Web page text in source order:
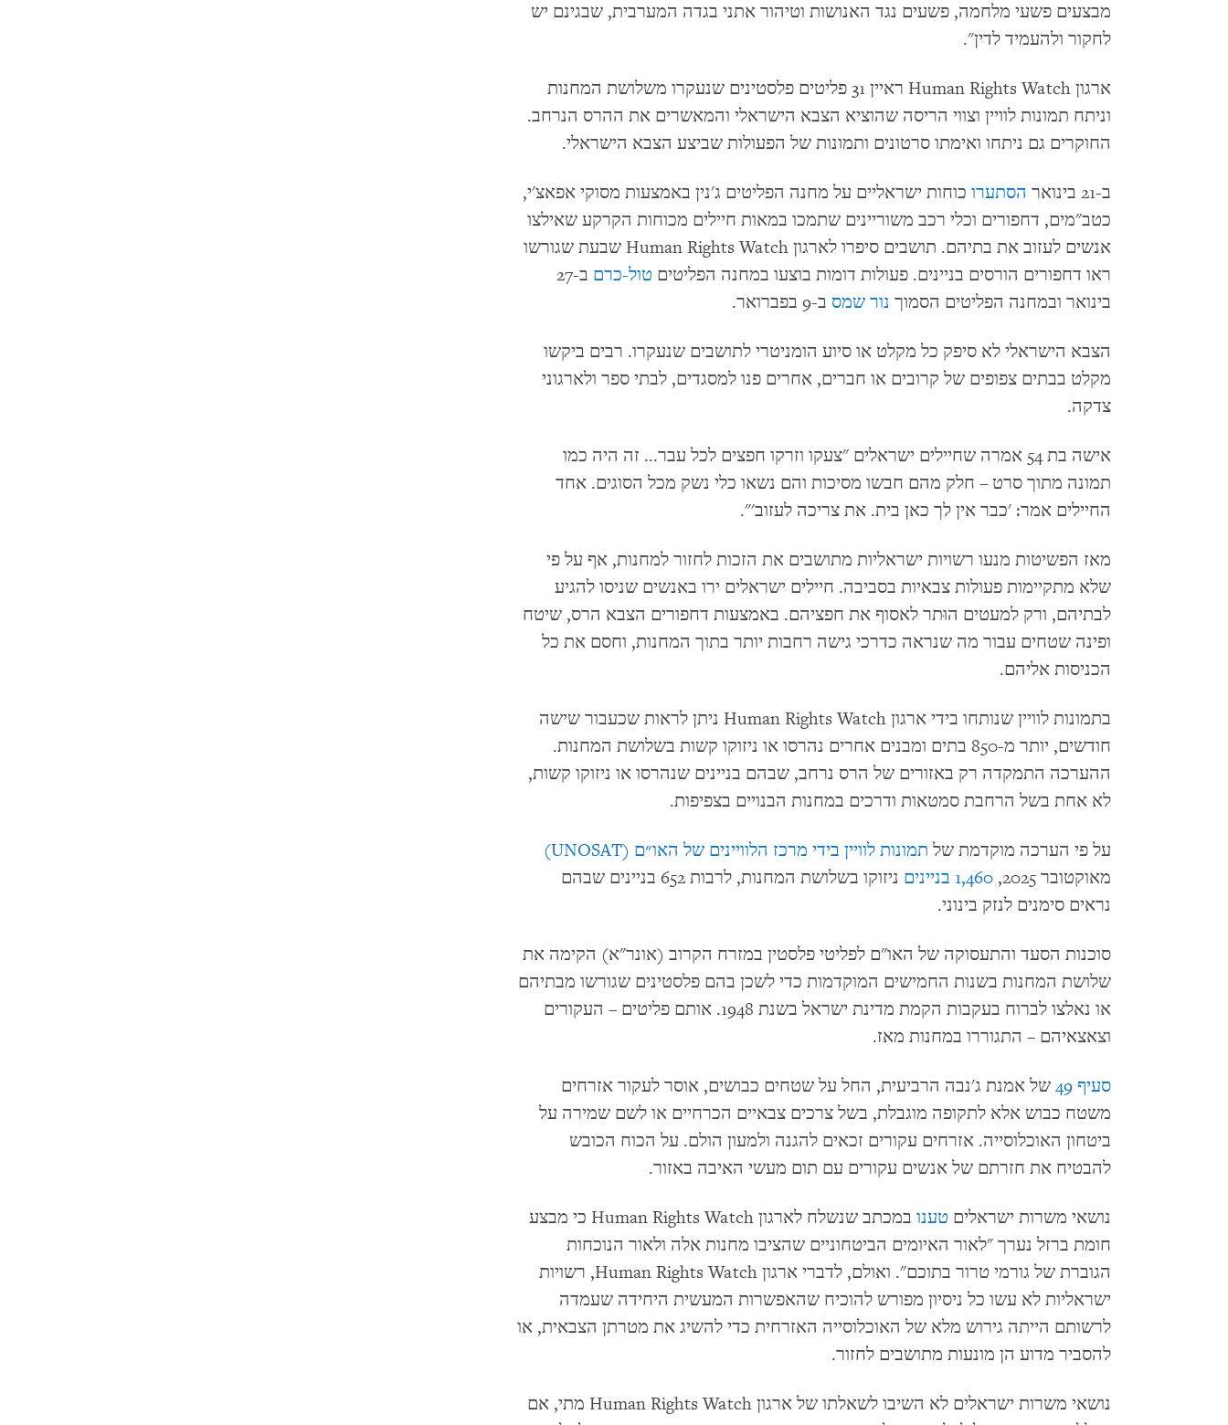
מבצעים פשעי מלחמה, פשעים נגד האנושות וטיהור אתני בגדה המערבית, שבגינם יש
לחקור ולהעמיד לדין".
ארגון Human Rights Watch ראיין 31 פליטים פלסטינים שנעקרו משלושת המחנות
וניתח תמונות לוויין וצווי הריסה שהוציא הצבא הישראלי והמאשרים את ההרס הנרחב.
החוקרים גם ניתחו ואימתו סרטונים ותמונות של הפעולות שביצע הצבא הישראלי.
ב-21 בינואר הסתערו כוחות ישראליים על מחנה הפליטים ג'נין באמצעות מסוקי אפאצ'י,
כטב"מים, דחפורים וכלי רכב משוריינים שתמכו במאות חיילים מכוחות הקרקע שאילצו
אנשים לעזוב את בתיהם. תושבים סיפרו לארגון Human Rights Watch שבעת שגורשו
ראו דחפורים הורסים בניינים. פעולות דומות בוצעו במחנה הפליטים טול-כרם
ב-27
בינואר ובמחנה הפליטים הסמוך נור שמס ב-9 בפברואר.
הצבא הישראלי לא סיפק כל מקלט או סיוע הומניטרי לתושבים שנעקרו. רבים ביקשו
מקלט בבתים צפופים של קרובים או חברים, אחרים פנו למסגדים, לבתי ספר ולארגוני
צדקה.
אישה בת 54 אמרה שחיילים ישראלים "צעקו וזרקו חפצים לכל עבר... זה היה כמו
תמונה מתוך סרט – חלק מהם חבשו מסיכות והם נשאו כלי נשק מכל הסוגים. אחד
החיילים אמר: 'כבר אין לך כאן בית. את צריכה לעזוב'".
מאז הפשיטות מנעו רשויות ישראליות מתושבים את הזכות לחזור למחנות, אף על פי
שלא מתקיימות פעולות צבאיות בסביבה. חיילים ישראלים ירו באנשים שניסו להגיע
לבתיהם, ורק למעטים הוּתר לאסוף את חפציהם. באמצעות דחפורים הצבא הרס, שיטח
ופינה שטחים עבור מה שנראה כדרכי גישה רחבות יותר בתוך המחנות, וחסם את כל
הכניסות אליהם.
בתמונות לוויין שנותחו בידי ארגון Human Rights Watch ניתן לראות שכעבור שישה
חודשים, יותר מ-850 בתים ומבנים אחרים נהרסו או ניזוקו קשות בשלושת המחנות.
ההערכה התמקדה רק באזורים של הרס נרחב, שבהם בניינים שנהרסו או ניזוקו קשות,
לא אחת בשל הרחבת סמטאות ודרכים במחנות הבנויים בצפיפות.
על פי הערכה מוקדמת של תמונות לוויין בידי מרכז הלוויינים של האו״ם (UNOSAT)
מאוקטובר 2025,
1,460 בניינים
ניזוקו בשלושת המחנות, לרבות 652 בניינים שבהם
נראים סימנים לנזק בינוני.
סוכנות הסעד והתעסוקה של האו"ם לפליטי פלסטין במזרח הקרוב (אונר"א) הקימה את
שלושת המחנות בשנות החמישים המוקדמות כדי לשכן בהם פלסטינים שגורשו מבתיהם
או נאלצו לברוח בעקבות הקמת מדינת ישראל בשנת 1948. אותם פליטים – העקורים
וצאצאיהם – התגוררו במחנות מאז.
סעיף 49
של אמנת ג'נבה הרביעית, החל על שטחים כבושים, אוסר לעקור אזרחים
משטח כבוש אלא לתקופה מוגבלת, בשל צרכים צבאיים הכרחיים או לשם שמירה על
ביטחון האוכלוסייה. אזרחים עקורים זכאים להגנה ולמעון הולם. על הכוח הכובש
להבטיח את חזרתם של אנשים עקורים עם תום מעשי האיבה באזור.
נושאי משרות ישראלים טענו
במכתב שנשלח לארגון Human Rights Watch כי מבצע
חומת ברזל נערך "לאור האיומים הביטחוניים שהציבו מחנות אלה ולאור הנוכחות
הגוברת של גורמי טרור בתוכם". ואולם, לדברי ארגון Human Rights Watch, רשויות
ישראליות לא עשו כל ניסיון מפורש להוכיח שהאפשרות המעשית היחידה שעמדה
לרשותם הייתה גירוש מלא של האוכלוסייה האזרחית כדי להשיג את מטרתן הצבאית, או
להסביר מדוע הן מונעות מתושבים לחזור.
נושאי משרות ישראלים לא השיבו לשאלתו של ארגון Human Rights Watch מתי, אם